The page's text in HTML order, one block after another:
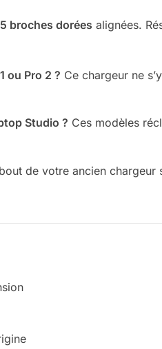
5 broches dorées alignées.
ou Pro 2 ? Ce chargeur ne
Studio ? Ces modèles
de votre ancien chargeur